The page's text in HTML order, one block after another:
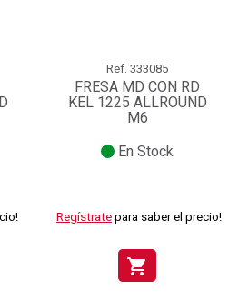
Ref. 333085
FRESA MD CON RD
KEL 1225 ALLROUND
M6
En Stock
Regístrate para saber el precio!
shopping_cart